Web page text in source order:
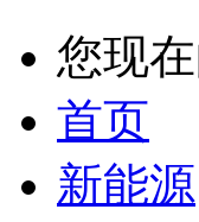
您现
首页
新能源